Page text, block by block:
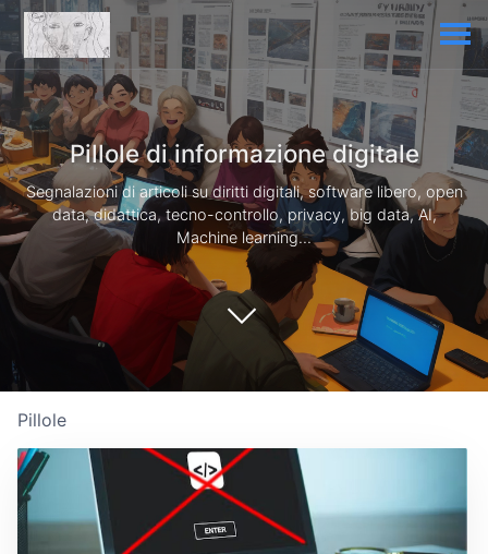
Pillole di informazione digitale
Segnalazioni di articoli su diritti digitali, software libero, open
data, didattica, tecno-controllo, privacy, big data, AI,
Machine learning...
Pillole